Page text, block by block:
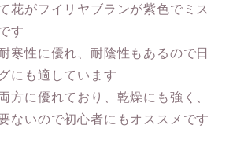
花がフイリヤブランが紫色でミス
す
寒性に優れ、耐陰性もあるので日
にも適しています
方に優れており、乾燥にも強く、
ないので初心者にもオススメです